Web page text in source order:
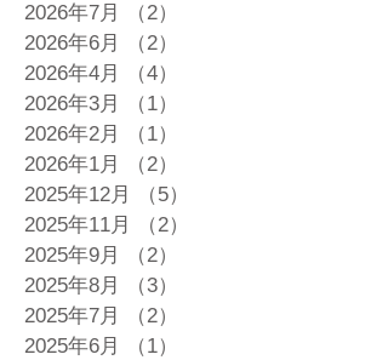
2026年7月 （2）
2026年6月
（2）
2026年4月
（4）
2026年3月
（1）
2026年2月
（1）
2026年1月
（2）
2025年12月
（5）
2025年11月
（2）
2025年9月
（2）
2025年8月
（3）
2025年7月
（2）
2025年6月
（1）